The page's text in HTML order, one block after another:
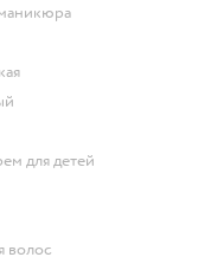
для детей
волос